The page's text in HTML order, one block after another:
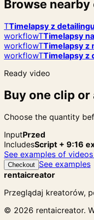
Browse
TTimelapsy z
workflowTTimelapsy
workflowTTimelapsy z
workflowTTimelapsy z
Ready video
Buy one clip or
Choose the quantity
InputPrzed
IncludesScript + 9:16
See examples of
Checkout See examples
rentaicreator
Przeglądaj kreatorów,
© 2026 rentaicreator.